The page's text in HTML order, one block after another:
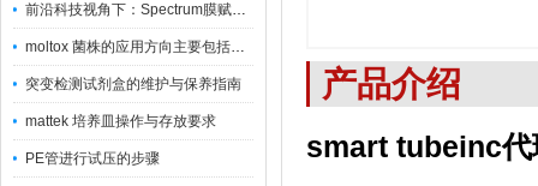
前沿科技视角下：Spectrum膜赋能精密制造
moltox 菌株的应用方向主要包括以下几个方面
突变检测试剂盒的维护与保养指南
mattek 培养皿操作与存放要求
PE管进行试压的步骤
产品介绍
smart tubeinc代